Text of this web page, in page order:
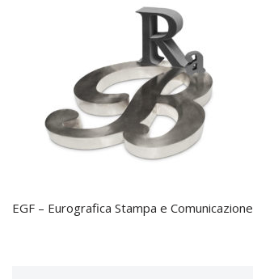
EGF – Eurografica Stampa e Comunicazione